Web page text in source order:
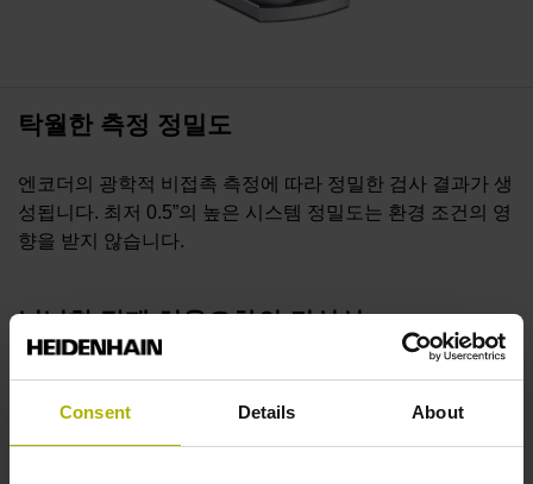
Consent Details About
탁월한 측정 정밀도
엔코더의 광학적 비접촉 측정에 따라 정밀한 검사 결과가 생
성됩니다. 최저 0.5”의 높은 시스템 정밀도는 환경 조건의 영
향을 받지 않습니다.
넉넉한 탑재 허용오차의 견실성
RVM 4000 비교측정기 엔코더는 견실하며, 취급이 쉽습니
다. 스캐닝 간격과 탑재 허용오차가 넓기 때문에 엔코더를